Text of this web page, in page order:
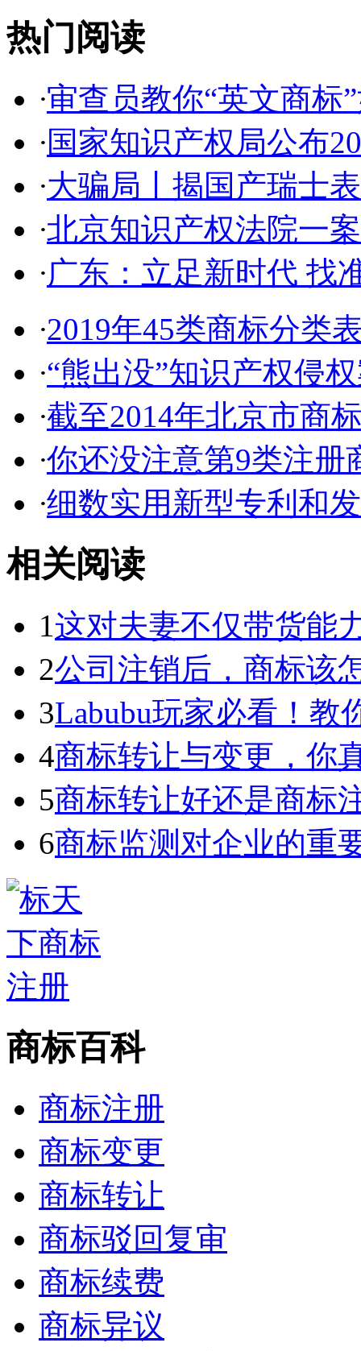
热门阅读
·审查员教你“英文商标
·国家知识产权局公布
·大骗局丨揭国产瑞士
·北京知识产权法院一
·广东：立足新时代 找
·2019年45类商标分类
·“熊出没”知识产权侵
·截至2014年北京市商
·你还没注意第9类注册
·细数实用新型专利和
相关阅读
1这对夫妻不仅带货能
2公司注销后，商标该
3Labubu玩家必看！教
4商标转让与变更，你
5商标转让好还是商标
6商标监测对企业的重
商标百科
商标注册
商标变更
商标转让
商标驳回复审
商标续费
商标异议